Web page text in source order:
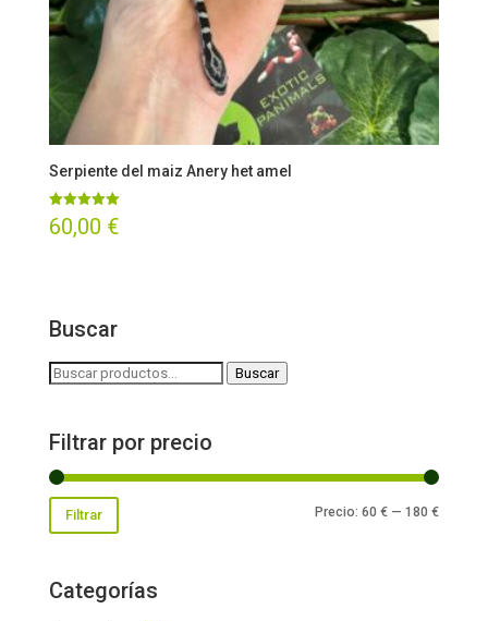
Serpiente del maiz Anery het amel
Valorado
con
60,00 €
Buscar
Buscar
Buscar
Filtrar por precio
Precio
Precio
Filtrar Precio:60 € —180 €
Categorías